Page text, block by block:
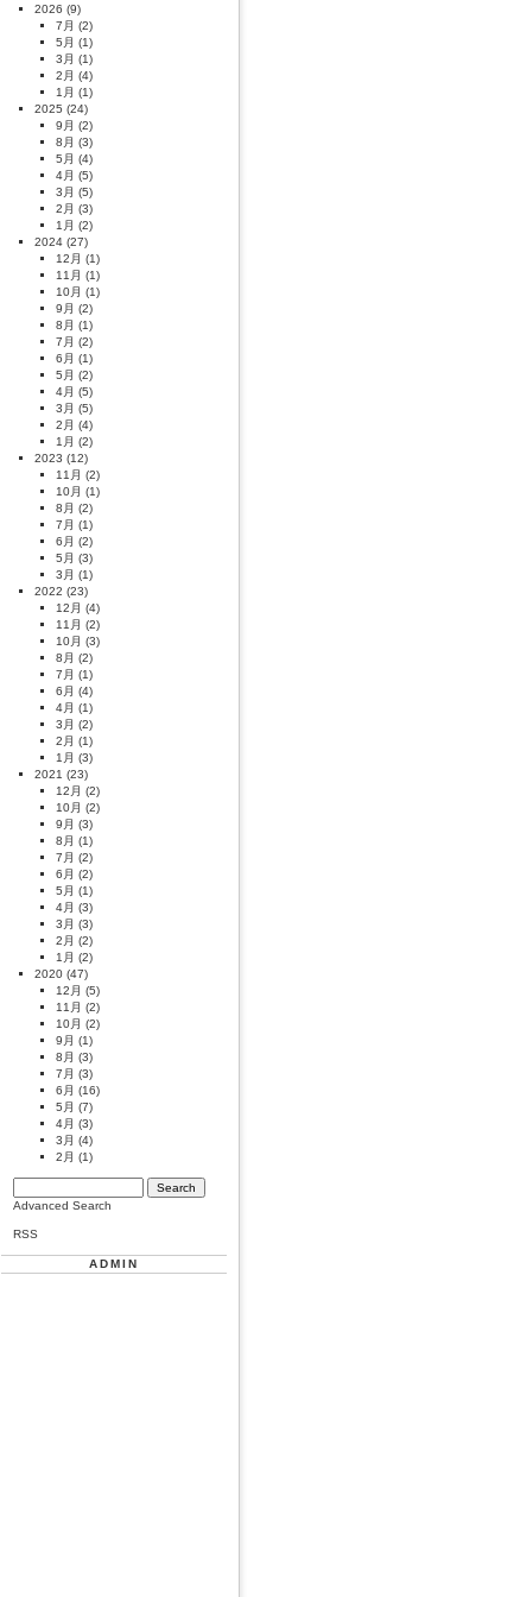
2026 (9)
7月 (2)
5月 (1)
3月 (1)
2月 (4)
1月 (1)
2025 (24)
9月 (2)
8月 (3)
5月 (4)
4月 (5)
3月 (5)
2月 (3)
1月 (2)
2024 (27)
12月 (1)
11月 (1)
10月 (1)
9月 (2)
8月 (1)
7月 (2)
6月 (1)
5月 (2)
4月 (5)
3月 (5)
2月 (4)
1月 (2)
2023 (12)
11月 (2)
10月 (1)
8月 (2)
7月 (1)
6月 (2)
5月 (3)
3月 (1)
2022 (23)
12月 (4)
11月 (2)
10月 (3)
8月 (2)
7月 (1)
6月 (4)
4月 (1)
3月 (2)
2月 (1)
1月 (3)
2021 (23)
12月 (2)
10月 (2)
9月 (3)
8月 (1)
7月 (2)
6月 (2)
5月 (1)
4月 (3)
3月 (3)
2月 (2)
1月 (2)
2020 (47)
12月 (5)
11月 (2)
10月 (2)
9月 (1)
8月 (3)
7月 (3)
6月 (16)
5月 (7)
4月 (3)
3月 (4)
2月 (1)
Advanced Search
RSS
ADMIN